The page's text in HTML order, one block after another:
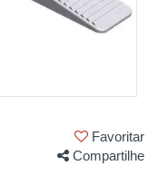
Favoritar
Compartilhe